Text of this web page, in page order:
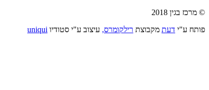
© מרכז בגין 2018
פותח ע"י דעת מקבוצת רילקומרס, עיצוב ע"י סטודיו uniqui